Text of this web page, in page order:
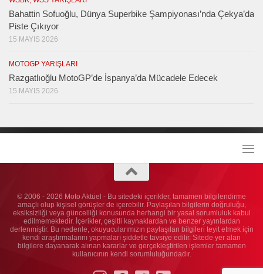
Bahattin Sofuoğlu, Dünya Superbike Şampiyonası’nda Çekya’da
Piste Çıkıyor
15 MAYIS 2026
MOTOGP YARIŞLARI
Razgatlıoğlu MotoGP’de İspanya’da Mücadele Edecek
15 MAYIS 2026
© 2006 - 2026 Moto Aktüel - Bu sitedeki içerikler, tamamen bilgilendirme
amaçlı olup kişisel görüşler de içerebilir. Paylaşılan bilgilerin doğruluğu,
eksiksizliği veya güncelliği konusunda herhangi bir yasal sorumluluk kabul
edilmemektedir. İçerikler, çeşitli kaynaklardan ve benzer yayınlardan
derlenmiştir. Bu nedenle, okuyucularımızın paylaşılan bilgileri teyit etmek için
kendi araştırmalarını yapmaları şiddetle tavsiye edilir. Sitede yer alan
bilgilere dayanarak alınan kararlar ve gerçekleştirilen işlemler tamamen
kullanıcının kendi sorumluluğundadır.